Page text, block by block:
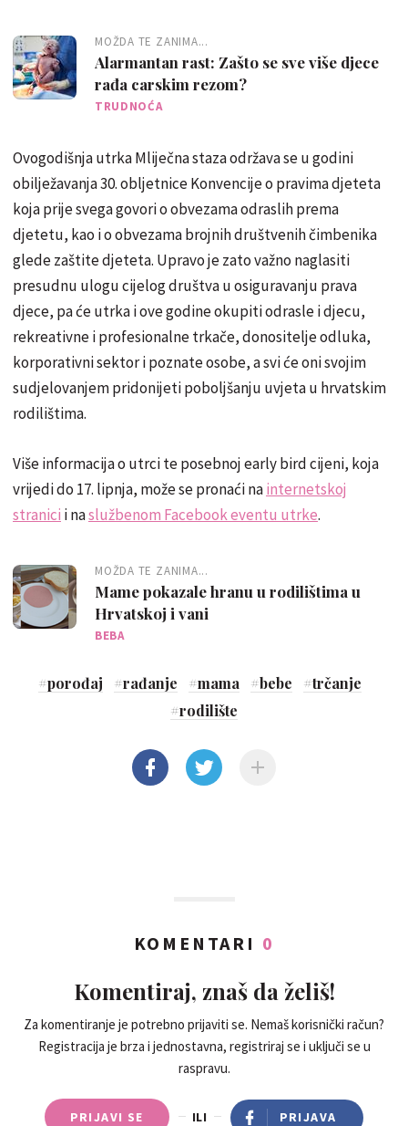
MOŽDA TE ZANIMA...
Alarmantan rast: Zašto se sve više djece
rađa carskim rezom?
TRUDNOĆA
Ovogodišnja utrka Mliječna staza održava se u godini
obilježavanja 30. obljetnice Konvencije o pravima djeteta
koja prije svega govori o obvezama odraslih prema
djetetu, kao i o obvezama brojnih društvenih čimbenika
glede zaštite djeteta. Upravo je zato važno naglasiti
presudnu ulogu cijelog društva u osiguravanju prava
djece, pa će utrka i ove godine okupiti odrasle i djecu,
rekreativne i profesionalne trkače, donositelje odluka,
korporativni sektor i poznate osobe, a svi će oni svojim
sudjelovanjem pridonijeti poboljšanju uvjeta u hrvatskim
rodilištima.
Više informacija o utrci te posebnoj early bird cijeni, koja
vrijedi do 17. lipnja, može se pronaći nainternetskoj
stranici i naslužbenom Facebook eventu utrke.
MOŽDA TE ZANIMA...
Mame pokazale hranu u rodilištima u
Hrvatskoj i vani
BEBA
#porođaj #rađanje #mama #bebe #trčanje
#rodilište
KOMENTARI 0
Komentiraj, znaš da želiš!
Za komentiranje je potrebno prijaviti se. Nemaš korisnički račun?
Registracija je brza i jednostavna, registriraj se i uključi se u
raspravu.
PRIJAVI SE ILI PRIJAVA